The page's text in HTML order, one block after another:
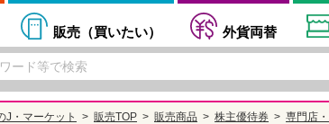
販売（買いたい） 外貨両替
J・マーケット 販売TOP 販売商品 株主優待券 専門店